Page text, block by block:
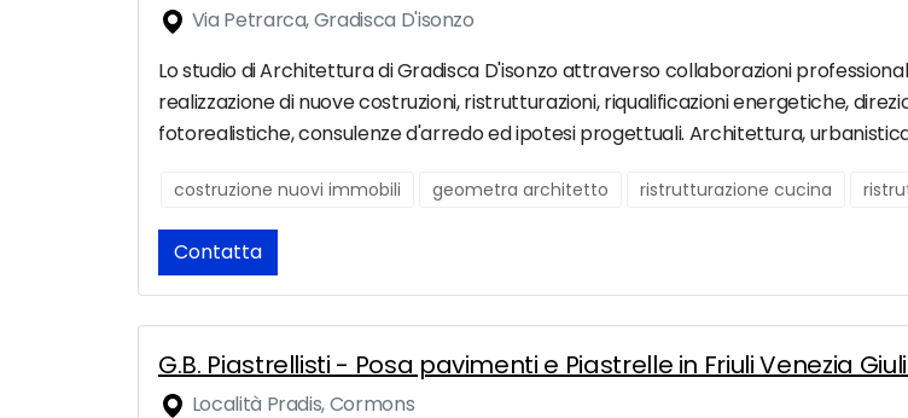
Via Petrarca, Gradisca D'isonzo
Lo studio di Architettura di Gradisca D'isonzo attraverso collaborazioni
realizzazione di nuove costruzioni, ristrutturazioni, riqualificazioni energetiche,
fotorealistiche, consulenze d'arredo ed ipotesi progettuali. Architettura,
costruzione nuovi immobili geometra architetto ristrutturazione cucina
Contatta
G.B. Piastrellisti - Posa pavimenti e Piastrelle in Friuli Venezia
Località Pradis, Cormons